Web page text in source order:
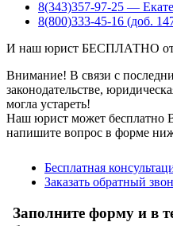
8(343)357-97-25 —
8(800)333-45-16 (доб.
И наш юрист БЕСПЛАТНО
Внимание! В связи с
законодательстве,
могла устареть!
Наш юрист может бесплатно
напишите вопрос в форме